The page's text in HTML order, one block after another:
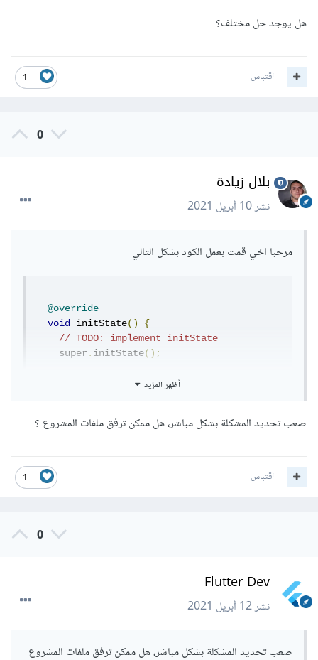
هل يوجد حل مختلف؟
1 اقتباس
0
بلال زيادة
نشر10 أبريل 2021
مرحبا اخي قمت بعمل الكود بشكل التالي
@override
void initState()
{
// TODO: implement initState
    super
.initState();
      _myPreferences
.init().then ((value) {
ولا تزال النتيجة null
أظهر المزيد
صعب تحديد المشكلة بشكل مباشر، هل ممكن ترفق ملفات المشروع ؟
1 اقتباس
0
Flutter Dev
نشر12 أبريل 2021
صعب تحديد المشكلة بشكل مباشر، هل ممكن ترفق ملفات المشروع